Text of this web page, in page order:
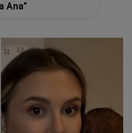
Ana”